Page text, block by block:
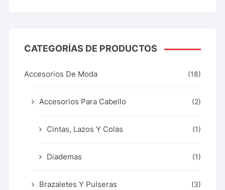
CATEGORÍAS DE PRODUCTOS
Accesorios De Moda (18)
Accesorios Para Cabello (2)
Cintas, Lazos Y Colas (1)
Diademas (1)
Brazaletes Y Pulseras (3)